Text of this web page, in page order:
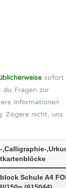
sofort
Fragen zur
Informationen
Zögere nicht, uns
,Calligraphie-
Schule A4